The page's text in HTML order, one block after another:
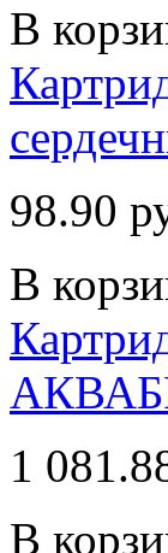
В
98.90
В
1
В